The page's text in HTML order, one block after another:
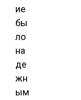
ие
бы
ло
на
де
жн
ым